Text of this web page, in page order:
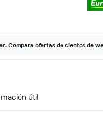
Compara ofertas de cientos de
útil